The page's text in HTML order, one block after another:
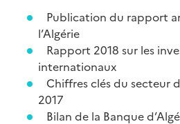
Publication du rapport
l’Algérie
Rapport 2018 sur les
internationaux
Chiffres clés du secteur
2017
Bilan de la Banque